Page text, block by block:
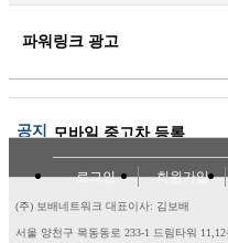
파워링크 광고
공지 모바일 중고차 등록
로그인 회원가입
(주) 보배네트워크 대표이사: 김보배
서울 양천구 목동동로 233-1 드림타워 11,12